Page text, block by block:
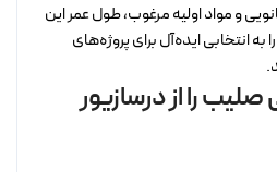
و مواد اولیه مرغوب، طول عمر این
انتخابی ایده‌آل برای پروژه‌های
را از درسازیور